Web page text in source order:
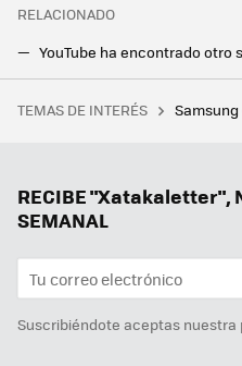
RELACIONADO
TEMAS DE INTERÉS Samsung
RECIBE "Xatakaletter",
SEMANAL
Suscribiéndote aceptas nuestra